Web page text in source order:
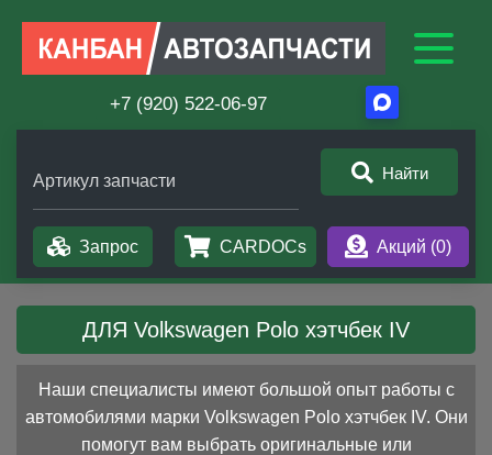
+7 (920) 522-06-97
Артикул запчасти Найти
Запрос CARDOCs Акций (0)
ДЛЯ Volkswagen Polo хэтчбек IV
Наши специалисты имеют большой опыт работы с
автомобилями марки Volkswagen Polo хэтчбек IV. Они
помогут вам выбрать оригинальные или